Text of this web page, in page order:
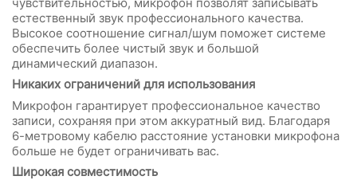
естественный звук профессионального качества.
Высокое соотношение сигнал/шум поможет системе
обеспечить более чистый звук и большой
динамический диапазон.
Никаких ограничений для использования
Микрофон гарантирует профессиональное качество
записи, сохраняя при этом аккуратный вид. Благодаря
6-метровому кабелю расстояние установки микрофона
больше не будет ограничивать вас.
Широкая совместимость